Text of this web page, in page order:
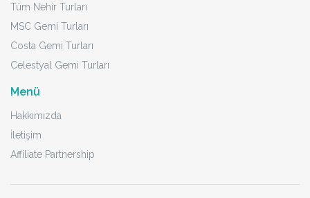
Tüm Nehir Turları
MSC Gemi Turları
Costa Gemi Turları
Celestyal Gemi Turları
Menü
Hakkımızda
İletişim
Affiliate Partnership